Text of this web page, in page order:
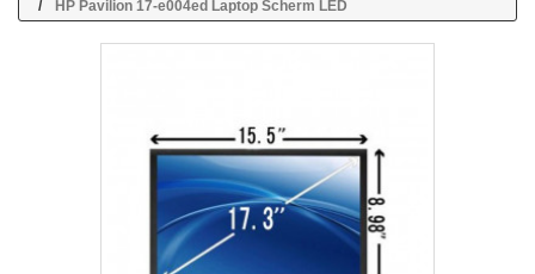
HP Pavilion 17-e004ed Laptop Scherm LED